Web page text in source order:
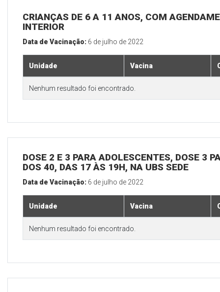
CRIANÇAS DE 6 A 11 ANOS, COM
INTERIOR
Data de Vacinação: 6 de julho de 2022
Unidade Vacina
Nenhum resultado foi encontrado.
DOSE 2 E 3 PARA ADOLESCENTES, DOSE 3
DOS 40, DAS 17 ÀS 19H, NA UBS SEDE
Data de Vacinação: 6 de julho de 2022
Unidade Vacina
Nenhum resultado foi encontrado.